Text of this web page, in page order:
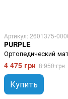
Артикул: 2601375-
PURPLE
Ортопедический
4 475 грн 8 950 грн
Купить